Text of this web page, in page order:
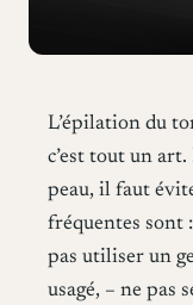
L’épilation du
c’est tout un
peau, il faut
fréquentes sont
pas utiliser un
usagé, – ne pas